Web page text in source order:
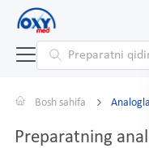
Bosh sahifa
Preparatning